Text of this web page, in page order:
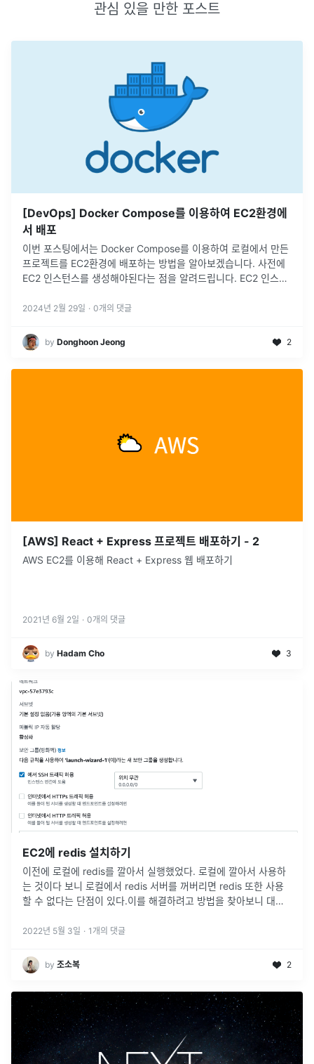
관심 있을 만한 포스트
[DevOps] Docker Compose를 이용하여 EC2환경에
서 배포
이번 포스팅에서는 Docker Compose를 이용하여 로컬에서 만든
프로젝트를 EC2환경에 배포하는 방법을 알아보겠습니다. 사전에
EC2 인스턴스를 생성해야된다는 점을 알려드립니다. EC2 인스턴
https://velog.io/@jjeongdong/AWS-EC2-
2024년 2월 29일 · 0개의 댓글
by Donghoon Jeong 2
[AWS] React + Express 프로젝트 배포하기 - 2
AWS EC2를 이용해 React + Express 웹 배포하기
2021년 6월 2일 · 0개의 댓글
by Hadam Cho 3
EC2에 redis 설치하기
이전에 로컬에 redis를 깔아서 실행했었다. 로컬에 깔아서 사용하
는 것이다 보니 로컬에서 redis 서버를 꺼버리면 redis 또한 사용
할 수 없다는 단점이 있다.이를 해결하려고 방법을 찾아보니 대표
이...
2022년 5월 3일 · 1 개의 댓글
by 조소복 2